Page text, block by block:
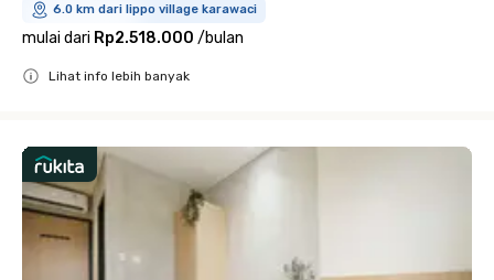
6.0 km dari lippo village karawaci
mulai dari Rp2.518.000 /bulan
Lihat info lebih banyak